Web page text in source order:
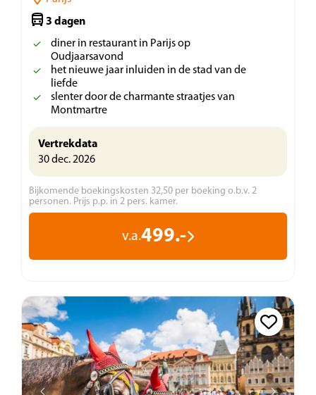
3 dagen
diner in restaurant in Parijs op
Oudjaarsavond
het nieuwe jaar inluiden in de stad van de
liefde
slenter door de charmante straatjes van
Montmartre
Vertrekdata
30 dec. 2026
Bijkomende boekingskosten 32,50 per boeking o.b.v. 2
personen. Prijs p.p. in 2 pers. kamer.
v.a.499.-